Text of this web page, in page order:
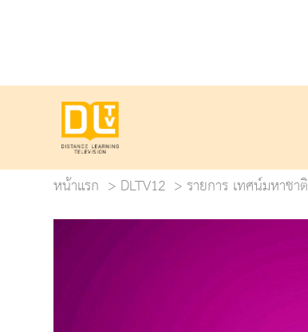
หน้าแรก
DLTV12 รายการ เทศน์มหาชาติ